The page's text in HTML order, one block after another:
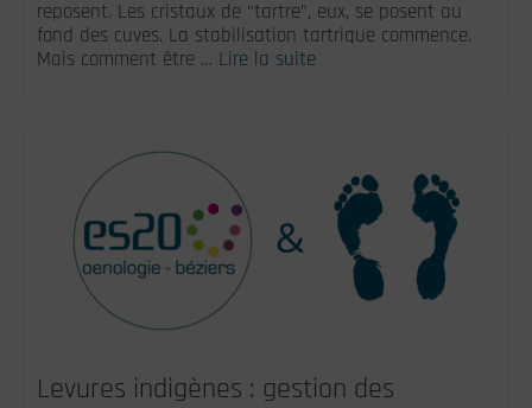
reposent. Les cristaux de “tartre”, eux, se posent au
fond des cuves. La stabilisation tartrique commence.
Mais comment être … Lire la suite
Levures indigènes : gestion des